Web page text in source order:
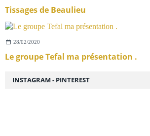
Tissages de Beaulieu
28/02/2020
Le groupe Tefal ma présentation .
INSTAGRAM - PINTEREST